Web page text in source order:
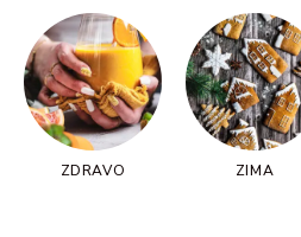
ZDRAVO ZIMA